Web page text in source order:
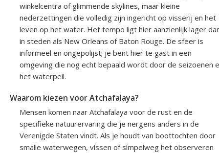
winkelcentra of glimmende skylines, maar kleine
nederzettingen die volledig zijn ingericht op visserij en het
leven op het water. Het tempo ligt hier aanzienlijk lager
in steden als New Orleans of Baton Rouge. De sfeer is
informeel en ongepolijst; je bent hier te gast in een
omgeving die nog echt bepaald wordt door de seizoenen
het waterpeil.
Waarom kiezen voor Atchafalaya?
Mensen komen naar Atchafalaya voor de rust en de
specifieke natuurervaring die je nergens anders in de
Verenigde Staten vindt. Als je houdt van boottochten door
smalle waterwegen, vissen of simpelweg het observeren